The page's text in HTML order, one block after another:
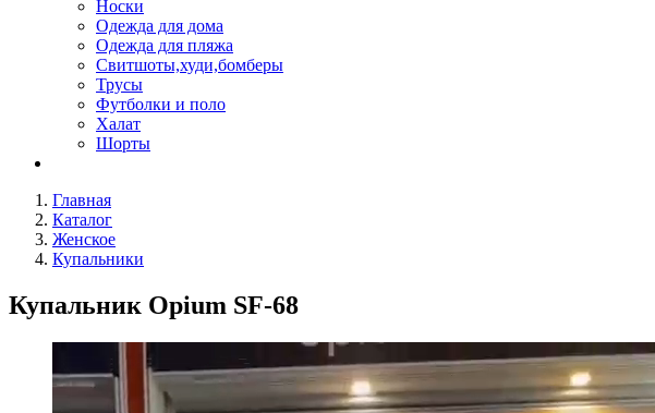
Носки
Одежда для дома
Одежда для пляжа
Свитшоты,худи,бомберы
Трусы
Футболки и поло
Халат
Шорты
Главная
Каталог
Женское
Купальники
Купальник Opium SF-68